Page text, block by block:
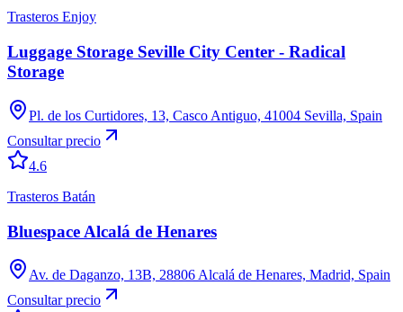
Trasteros Enjoy
Luggage Storage Seville City Center - Radical
Storage
Pl. de los Curtidores, 13, Casco Antiguo, 41004 Sevilla, Spain
Consultar precio
4.6
Trasteros Batán
Bluespace Alcalá de Henares
Av. de Daganzo, 13B, 28806 Alcalá de Henares, Madrid, Spain
Consultar precio